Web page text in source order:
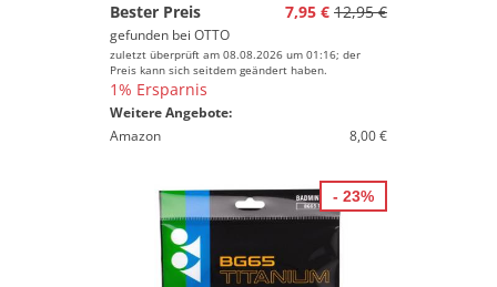
Bester Preis
7,95 € 12,95 €
gefunden bei OTTO
zuletzt überprüft am 08.08.2026 um 01:16; der
Preis kann sich seitdem geändert haben.
1% Ersparnis
Weitere Angebote:
Amazon
8,00 €
- 23%